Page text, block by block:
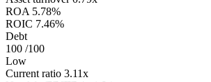
ROA 5.78%
ROIC 7.46%
Debt
100 /100
Low
Current ratio 3.11x